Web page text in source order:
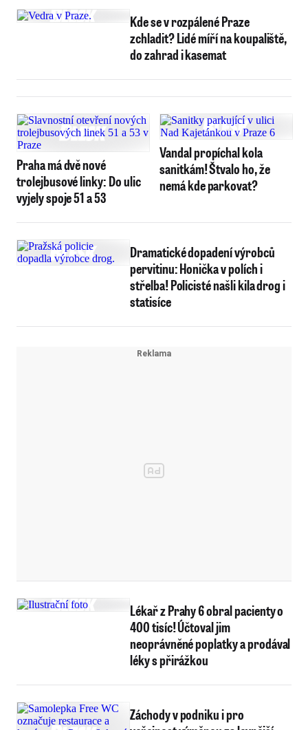
Kde se v rozpálené Praze
zchladit? Lidé míří na koupaliště,
do zahrad i kasemat
Praha má dvě nové
trolejbusové linky: Do ulic
vyjely spoje 51 a 53
Vandal propíchal kola
sanitkám! Štvalo ho, že
nemá kde parkovat?
Dramatické dopadení výrobců
pervitinu: Honička v polích i
střelba! Policisté našli kila drog i
statisíce
Lékař z Prahy 6 obral pacienty o
400 tisíc! Účtoval jim
neoprávněné poplatky a prodával
léky s přirážkou
Záchody v podniku i pro